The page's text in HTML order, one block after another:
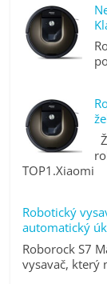
TOP1.Xiaomi
Robotický
automatický
Roborock S7
vysavač, který